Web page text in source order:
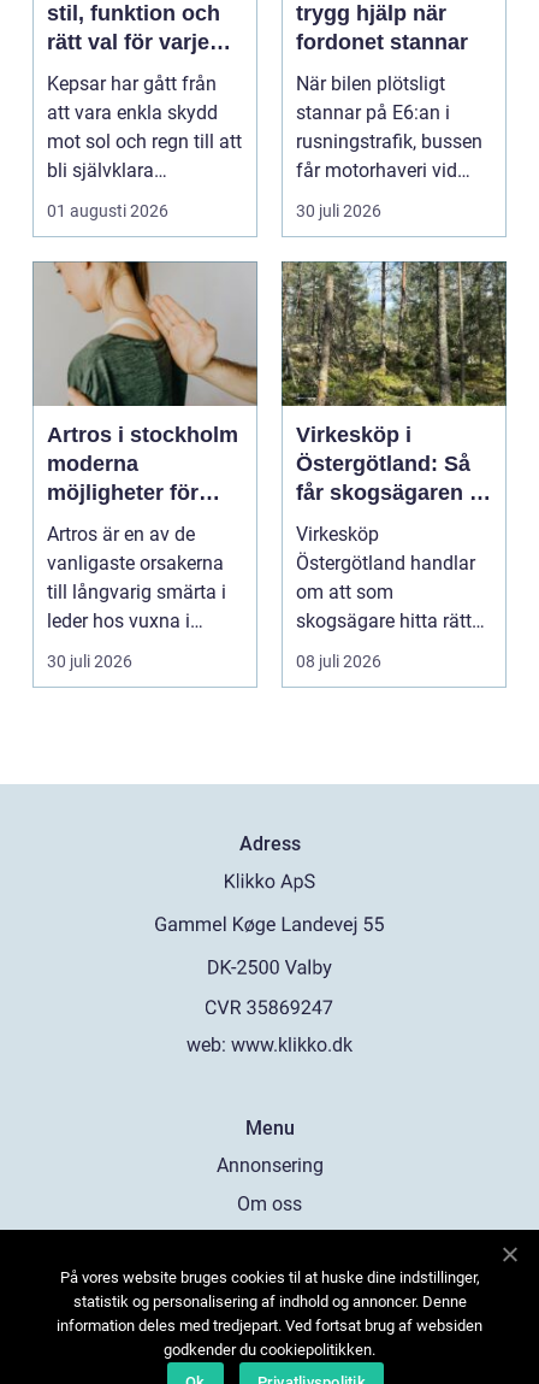
stil, funktion och
rätt val för varje
huvud
Kepsar har gått från
att vara enkla skydd
mot sol och regn till att
bli självklara
modeplagg i stors...
01 augusti 2026
trygg hjälp när
fordonet stannar
När bilen plötsligt
stannar på E6:an i
rusningstrafik, bussen
får motorhaveri vid
hållplatsen eller ...
30 juli 2026
Artros i stockholm
moderna
möjligheter för
mindre smärta och
mer rörelse
Artros är en av de
vanligaste orsakerna
till långvarig smärta i
leder hos vuxna i
Sverige. Många i S...
30 juli 2026
Virkesköp i
Östergötland: Så
får skogsägaren ut
mer av sin skog
Virkesköp
Östergötland handlar
om att som
skogsägare hitta rätt
köpare...
08 juli 2026
Adress
web: www.klikko.dk
Menu
Annonsering
Om oss
Kontakta oss
Sitemap
På vores website bruges cookies til at huske dine indstillinger,
statistik og personalisering af indhold og annoncer. Denne
information deles med tredjepart. Ved fortsat brug af websiden
godkender du cookiepolitikken.